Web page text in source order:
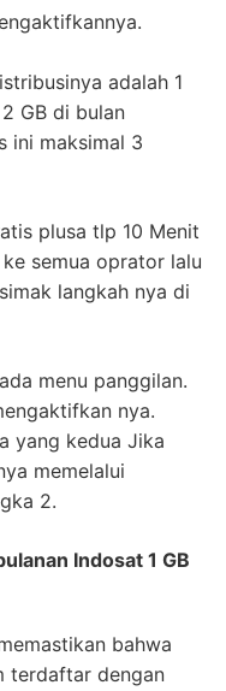
adalah 1
GB di bulan
ini maksimal 3
plusa tlp 10 Menit
semua oprator lalu
langkah nya di
menu panggilan.
nya.
yang kedua Jika
memelalui
2.
Indosat 1 GB
bahwa
terdaftar dengan